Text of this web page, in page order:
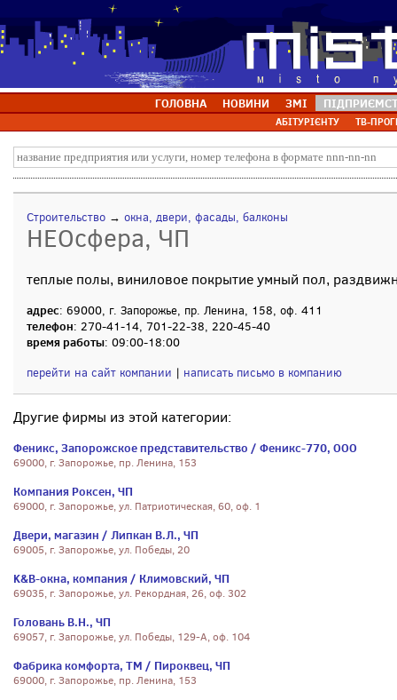
ГОЛОВНА НОВИНИ ЗМІ
АБІТУРІЄНТУ ТВ-
Строительство → окна, двери, фасады, балконы
НЕОсфера, ЧП
теплые полы, виниловое покрытие умный пол,
адрес: 69000, г. Запорожье, пр. Ленина, 158, оф. 411
телефон: 270-41-14, 701-22-38, 220-45-40
время работы: 09:00-18:00
перейти на сайт компании | написать письмо в компанию
Другие фирмы из этой категории:
Феникс, Запорожское представительство / Феникс-770, ООО
69000, г. Запорожье, пр. Ленина, 153
Компания Роксен, ЧП
69000, г. Запорожье, ул. Патриотическая, 60, оф. 1
Двери, магазин / Липкан В.Л., ЧП
69005, г. Запорожье, ул. Победы, 20
K&B-окна, компания / Климовский, ЧП
69035, г. Запорожье, ул. Рекордная, 26, оф. 302
Головань В.Н., ЧП
69057, г. Запорожье, ул. Победы, 129-А, оф. 104
Фабрика комфорта, ТМ / Пироквец, ЧП
69000, г. Запорожье, пр. Ленина, 153